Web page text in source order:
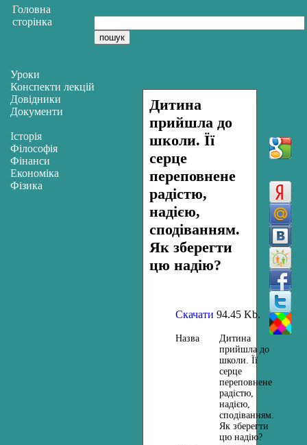
Дитина
прийшла до
школи. Її
серце
переповнене
радістю,
надією,
сподіванням.
Як зберегти
цю надію?
Скачати 94.45 Kb.
Назва
Дитина
прийшла до
школи. Її
серце
переповнене
радістю,
надією,
сподіванням.
Як зберегти
цю надію?
Уроки
Конспекти лекцій
Довідники
Документи
Історія
Філософія
Фінанси
Економіка
Фізика
Головна
сторінка